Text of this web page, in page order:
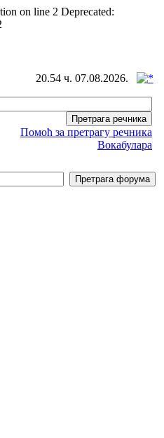
on line 2 Deprecated:
20.54 ч. 07.08.2026.
Помоћ за претрагу речника
Вокабулара